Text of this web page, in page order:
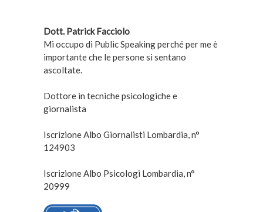
Dott. Patrick Facciolo
Mi occupo di Public Speaking perché per me è
importante che le persone si sentano
ascoltate.
Dottore in tecniche psicologiche e
giornalista
Iscrizione Albo Giornalisti Lombardia, n°
124903
Iscrizione Albo Psicologi Lombardia, n°
20999